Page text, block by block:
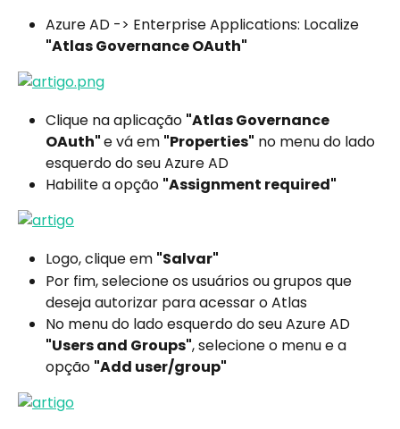
Azure AD -> Enterprise Applications: Localize
"Atlas Governance OAuth"
Clique na aplicação "Atlas Governance
OAuth" e vá em "Properties" no menu do lado
esquerdo do seu Azure AD
Habilite a opção "Assignment required"
Logo, clique em "Salvar"
Por fim, selecione os usuários ou grupos que
deseja autorizar para acessar o Atlas
No menu do lado esquerdo do seu Azure AD
"Users and Groups", selecione o menu e a
opção "Add user/group"